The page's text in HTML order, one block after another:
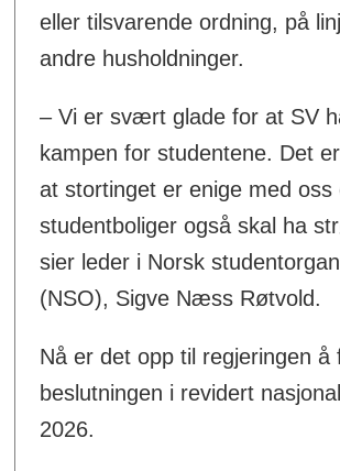
eller tilsvarende ordning, på
andre husholdninger.
– Vi er svært glade for at SV
kampen for studentene. Det
at stortinget er enige med oss
studentboliger også skal ha
sier leder i Norsk
(NSO), Sigve Næss Røtvold.
Nå er det opp til regjeringen å
beslutningen i revidert
2026.